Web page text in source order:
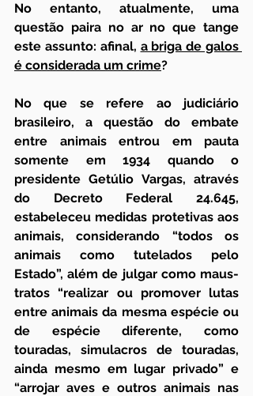
No entanto, atualmente, uma
questão paira no ar no que tange
este assunto: afinal, a briga de galos
é considerada um crime?
No que se refere ao judiciário
brasileiro, a questão do embate
entre animais entrou em pauta
somente em 1934 quando o
presidente Getúlio Vargas, através
do Decreto Federal 24.645,
estabeleceu medidas protetivas aos
animais, considerando “todos os
animais como tutelados pelo
Estado”, além de julgar como maus-
tratos “realizar ou promover lutas
entre animais da mesma espécie ou
de espécie diferente, como
touradas, simulacros de touradas,
ainda mesmo em lugar privado” e
“arrojar aves e outros animais nas